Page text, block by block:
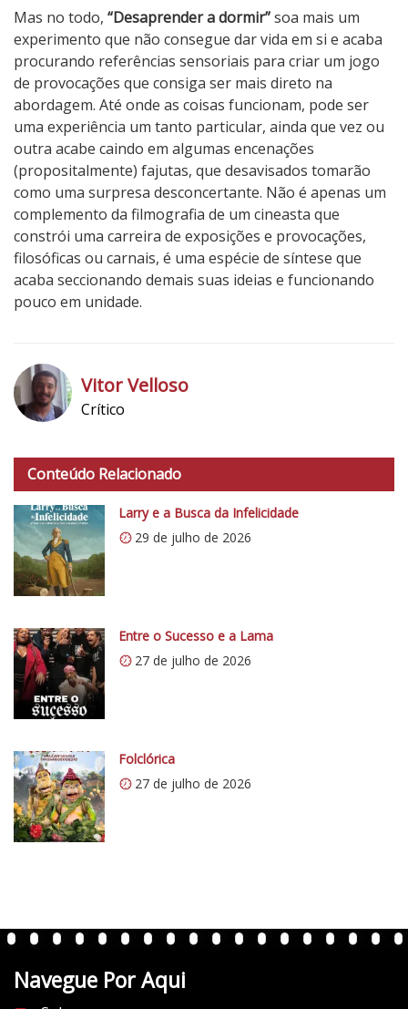
Mas no todo, “Desaprender a dormir”soa mais um
experimento que não consegue dar vida em si e acaba
procurando referências sensoriais para criar um jogo
de provocações que consiga ser mais direto na
abordagem. Até onde as coisas funcionam, pode ser
uma experiência um tanto particular, ainda que vez ou
outra acabe caindo em algumas encenações
(propositalmente) fajutas, que desavisados tomarão
como uma surpresa desconcertante. Não é apenas um
complemento da filmografia de um cineasta que
constrói uma carreira de exposições e provocações,
filosóficas ou carnais, é uma espécie de síntese que
acaba seccionando demais suas ideias e funcionando
pouco em unidade.
o
t
o
r
í
t
i
c
5
1
t
p
s
:
/
/
0
.
w
p
.
o
m
/
v
e
n
e
Vitor Velloso
Crítico
Conteúdo Relacionado
Larry e a Busca da Infelicidade
29 de julho de 2026
Entre o Sucesso e a Lama
27 de julho de 2026
Folclórica
27 de julho de 2026
Navegue Por Aqui